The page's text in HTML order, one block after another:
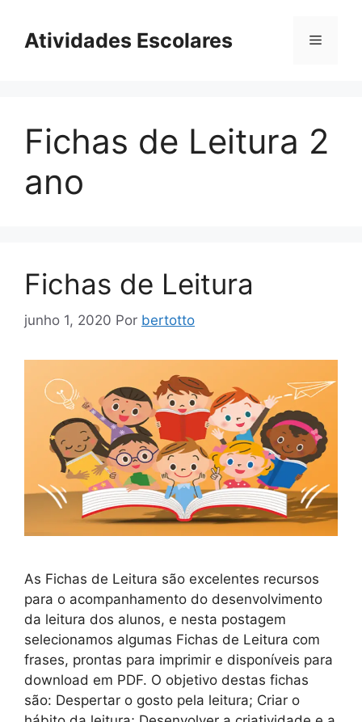
Atividades Escolares Menu
Fichas de Leitura 2
ano
Fichas de Leitura
junho 1, 2020 Por bertotto
As Fichas de Leitura são excelentes recursos
para o acompanhamento do desenvolvimento
da leitura dos alunos, e nesta postagem
selecionamos algumas Fichas de Leitura com
frases, prontas para imprimir e disponíveis para
download em PDF. O objetivo destas fichas
são: Despertar o gosto pela leitura; Criar o